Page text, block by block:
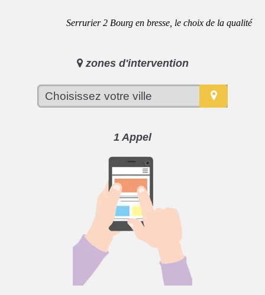
Serrurier 2 Bourg en bresse, le choix de la qualité
zones d'intervention
1 Appel